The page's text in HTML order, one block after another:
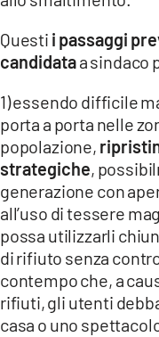
COSENZACHANNEL.IT
LACAPITALENEWS.IT
App
ANDROID
APPLE
Questi i passaggi
candidataa sindaco
1) essendo difficile
porta a porta nelle
popolazione,
strategiche,
generazione con
all’uso di tessere
possa utilizzarli
di rifiuto senza
contempo che, a
rifiuti, gli utenti
casa o uno